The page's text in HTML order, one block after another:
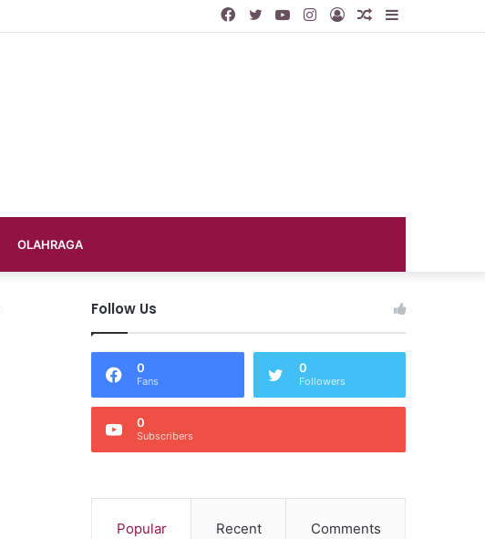
Random
Log
Instagram
YouTube
Twitter
Facebook
OLAHRAGA
Follow Us
0
Fans
0
Followers
0
Subscribers
Popular Recent Comments